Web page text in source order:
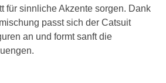
für sinnliche Akzente sorgen. Dank
passt sich der Catsuit
an und formt sanft die